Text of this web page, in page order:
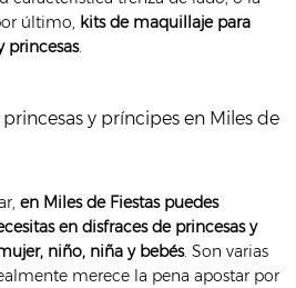
último, kits de maquillaje para
princesas.
y príncipes en Miles de
en Miles de Fiestas puedes
en disfraces de princesas y
niño, niña y bebés. Son varias
merece la pena apostar por